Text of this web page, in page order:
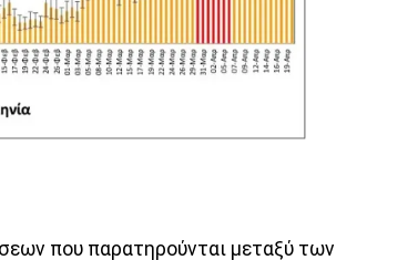
που παρατηρούνται μεταξύ των